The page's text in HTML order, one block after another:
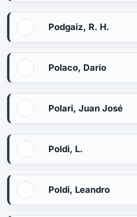
Podgaiz, R. H.
Polaco, Darío
Polari, Juan José
Poldi, L.
Poldi, Leandro